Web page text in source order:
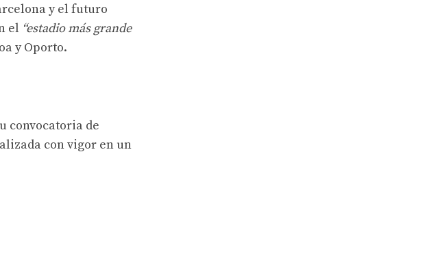
y el futuro
el “estadio más grande
y Oporto.
convocatoria de
con vigor en un